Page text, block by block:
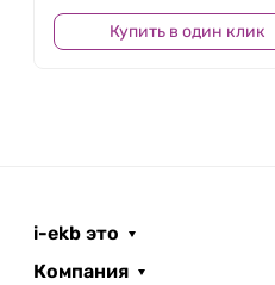
управления
многозадачность,
и для развлечений,
Купить в один клик
i-ekb это
Компания